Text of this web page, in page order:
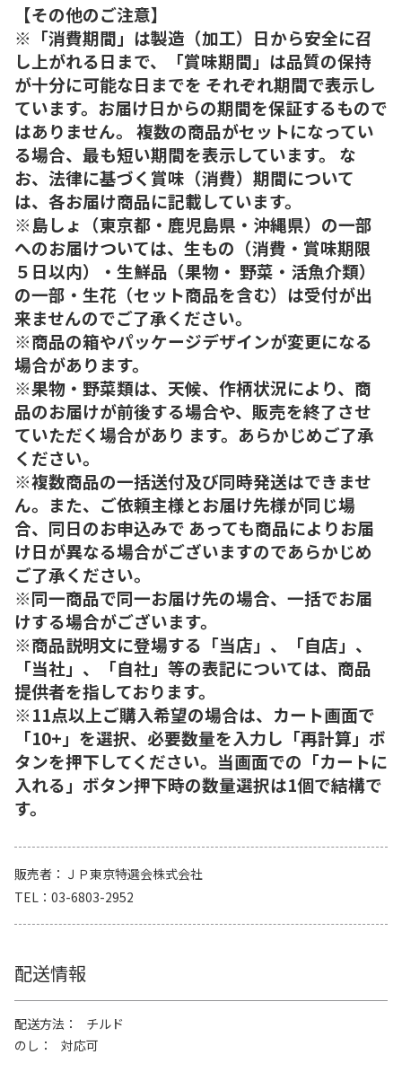
【その他のご注意】
※「消費期間」は製造（加工）日から安全に召
し上がれる日まで、「賞味期間」は品質の保持
が十分に可能な日までを それぞれ期間で表示し
ています。お届け日からの期間を保証するもので
はありません。 複数の商品がセットになってい
る場合、最も短い期間を表示しています。 な
お、法律に基づく賞味（消費）期間について
は、各お届け商品に記載しています。
※島しょ（東京都・鹿児島県・沖縄県）の一部
へのお届けついては、生もの（消費・賞味期限
５日以内）・生鮮品（果物・ 野菜・活魚介類）
の一部・生花（セット商品を含む）は受付が出
来ませんのでご了承ください。
※商品の箱やパッケージデザインが変更になる
場合があります。
※果物・野菜類は、天候、作柄状況により、商
品のお届けが前後する場合や、販売を終了させ
ていただく場合があり ます。あらかじめご了承
ください。
※複数商品の一括送付及び同時発送はできませ
ん。また、ご依頼主様とお届け先様が同じ場
合、同日のお申込みで あっても商品によりお届
け日が異なる場合がございますのであらかじめ
ご了承ください。
※同一商品で同一お届け先の場合、一括でお届
けする場合がございます。
※商品説明文に登場する「当店」、「自店」、
「当社」、「自社」等の表記については、商品
提供者を指しております。
※11点以上ご購入希望の場合は、カート画面で
「10+」を選択、必要数量を入力し「再計算」ボ
タンを押下してください。当画面での「カートに
入れる」ボタン押下時の数量選択は1個で結構で
す。
販売者
ＪＰ東京特選会株式会社
TEL
03-6803-2952
配送情報
配送方法
チルド
のし
対応可